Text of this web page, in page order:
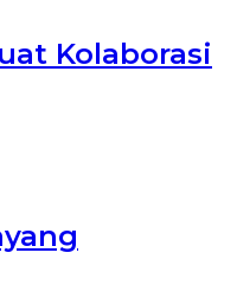
Kolaborasi